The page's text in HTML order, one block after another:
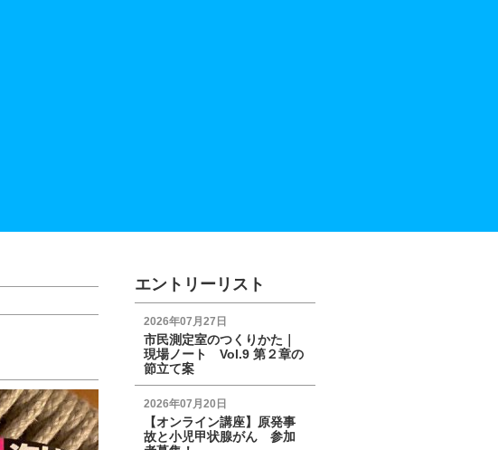
エントリーリスト
2026年07月27日
市民測定室のつくりかた｜
現場ノート Vol.9 第２章の
節立て案
2026年07月20日
【オンライン講座】原発事
故と小児甲状腺がん 参加